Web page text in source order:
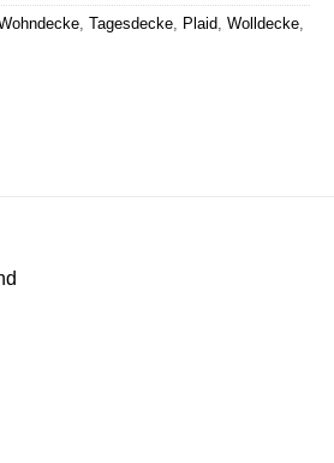
, Tagesdecke, Plaid, Wolldecke,